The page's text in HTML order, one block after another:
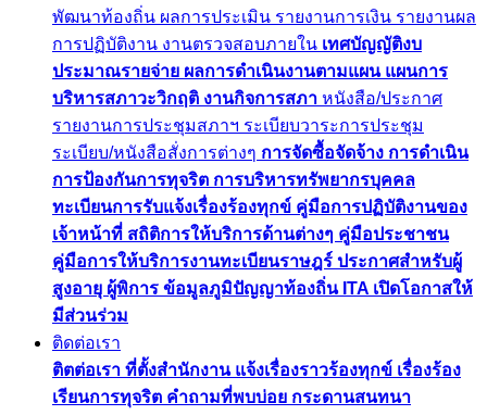
พัฒนาท้องถิ่น ผลการประเมิน รายงานการเงิน รายงานผล
การปฏิบัติงาน งานตรวจสอบภายใน เทศบัญญัติงบ
ประมาณรายจ่าย ผลการดำเนินงานตามแผน แผนการ
บริหารสภาวะวิกฤติ งานกิจการสภา หนังสือ/ประกาศ
รายงานการประชุมสภาฯ ระเบียบวาระการประชุม
ระเบียบ/หนังสือสั่งการต่างๆ การจัดซื้อจัดจ้าง การดำเนิน
การป้องกันการทุจริต การบริหารทรัพยากรบุคคล
ทะเบียนการรับแจ้งเรื่องร้องทุกข์ คู่มือการปฏิบัติงานของ
เจ้าหน้าที่ สถิติการให้บริการด้านต่างๆ คู่มือประชาชน
คู่มือการให้บริการงานทะเบียนราษฎร์ ประกาศสำหรับผู้
สูงอายุ ผู้พิการ ข้อมูลภูมิปัญญาท้องถิ่น ITA เปิดโอกาสให้
มีส่วนร่วม
ติดต่อเรา
ติตต่อเรา ที่ตั้งสำนักงาน แจ้งเรื่องราวร้องทุกข์ เรื่องร้อง
เรียนการทุจริต คำถามที่พบบ่อย กระดานสนทนา